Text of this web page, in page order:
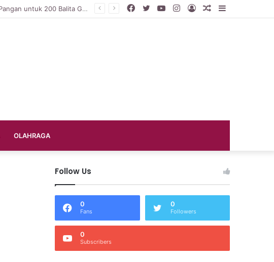
DP3AP2KB PPU Gelar Peringatan Hari Anak Nasional ke-42, HUT PP PAUD ke-49, dan Hari Keluarga Tahun 2026
Random
Log
Instagram
YouTube
Twitter
Facebook
OLAHRAGA
Follow Us
0
Fans
0
Followers
0
Subscribers